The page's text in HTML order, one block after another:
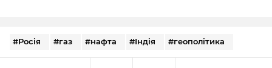
#Росія #газ #нафта #Індія #геополітика